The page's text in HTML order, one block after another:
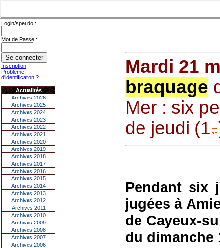
Login/speudo :
Mot de Passe :
Inscription
Problème
d'identification ?
Actualités
Archives 2026
Archives 2025
Archives 2024
Archives 2023
Archives 2022
Archives 2021
Archives 2020
Archives 2019
Archives 2018
Archives 2017
Archives 2016
Archives 2015
Archives 2014
Archives 2013
Archives 2012
Archives 2011
Archives 2010
Archives 2009
Archives 2008
Archives 2007
Archives 2006
Mardi 21
braquage
Mer : six
de jeudi (1
Pendant six
jugées à
de Cayeux-
du dimanche